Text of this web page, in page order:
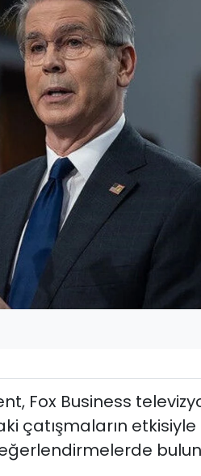
Fox Business
çatışmaların